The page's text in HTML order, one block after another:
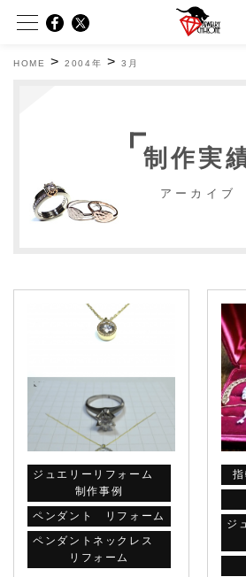
HOME >2004年 >3月
制作実
アーカイブ
ジュエリーリフォーム
制作事例
ペンダント リフォーム
ペンダントネックレス
リフォーム
ジ